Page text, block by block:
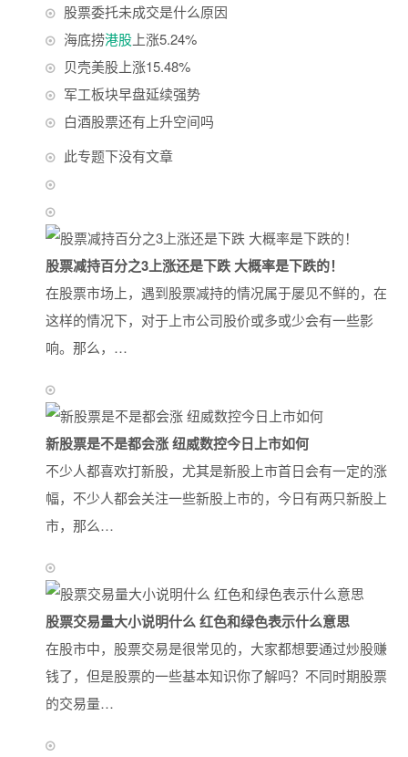
股票委托未成交是什么原因
海底捞港股 上涨5.24%
贝壳美股上涨15.48%
军工板块早盘延续强势
白酒股票还有上升空间吗
此专题下没有文章
股票减持百分之3上涨还是下跌 大概率是下跌的！
在股票市场上，遇到股票减持的情况属于屡见不鲜的，在
这样的情况下，对于上市公司股价或多或少会有一些影
响。那么，…
新股票是不是都会涨 纽威数控今日上市如何
不少人都喜欢打新股，尤其是新股上市首日会有一定的涨
幅，不少人都会关注一些新股上市的，今日有两只新股上
市，那么…
股票交易量大小说明什么 红色和绿色表示什么意思
在股市中，股票交易是很常见的，大家都想要通过炒股赚
钱了，但是股票的一些基本知识你了解吗？不同时期股票
的交易量…